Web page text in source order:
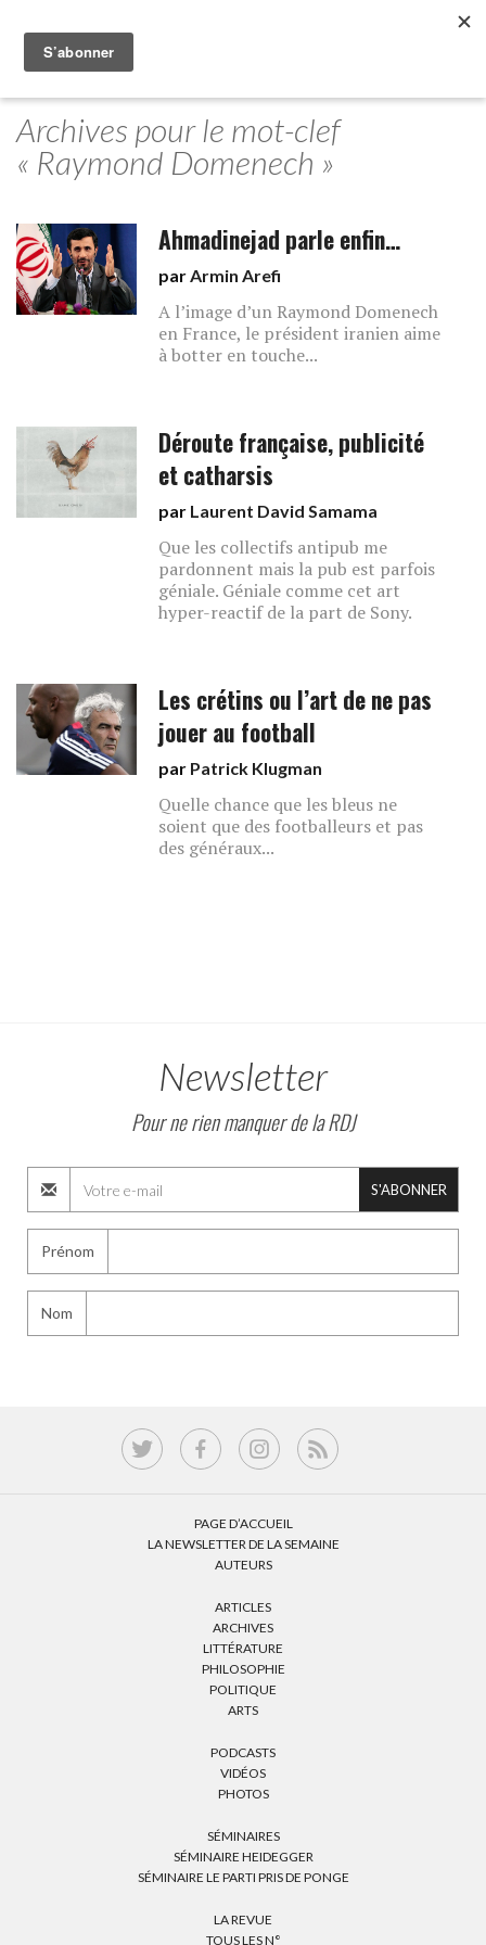
Archives pour le mot-clef
« Raymond Domenech »
Ahmadinejad parle enfin…
parArmin Arefi
A l’image d’un Raymond Domenech
en France, le président iranien aime
à botter en touche...
Déroute française, publicité
et catharsis
par Laurent David Samama
Que les collectifs antipub me
pardonnent mais la pub est parfois
géniale. Géniale comme cet art
hyper-reactif de la part de Sony.
Les crétins ou l’art de ne pas
jouer au football
par Patrick Klugman
Quelle chance que les bleus ne
soient que des footballeurs et pas
des généraux...
Newsletter
Pour ne rien manquer de la RDJ
S'ABONNER
Prénom
Nom
PAGE D’ACCUEIL
LA NEWSLETTER DE LA SEMAINE
AUTEURS
ARTICLES
ARCHIVES
LITTÉRATURE
PHILOSOPHIE
POLITIQUE
ARTS
PODCASTS
VIDÉOS
PHOTOS
SÉMINAIRES
SÉMINAIRE HEIDEGGER
SÉMINAIRE LE PARTI PRIS DE PONGE
LA REVUE
TOUS LES N°